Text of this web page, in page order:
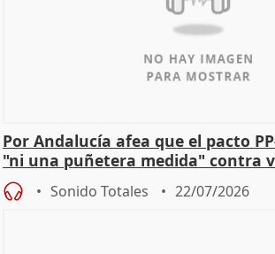
Por Andalucía afea que el pacto
"ni una puñetera medida" contra
machista
Sonido Totales 22/07/2026